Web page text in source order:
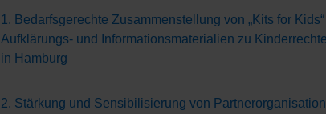
1. Bedarfsgerechte Zusammenstellung von „Kits for
Aufklärungs- und Informationsmaterialien zu
in Hamburg
2. Stärkung und Sensibilisierung von